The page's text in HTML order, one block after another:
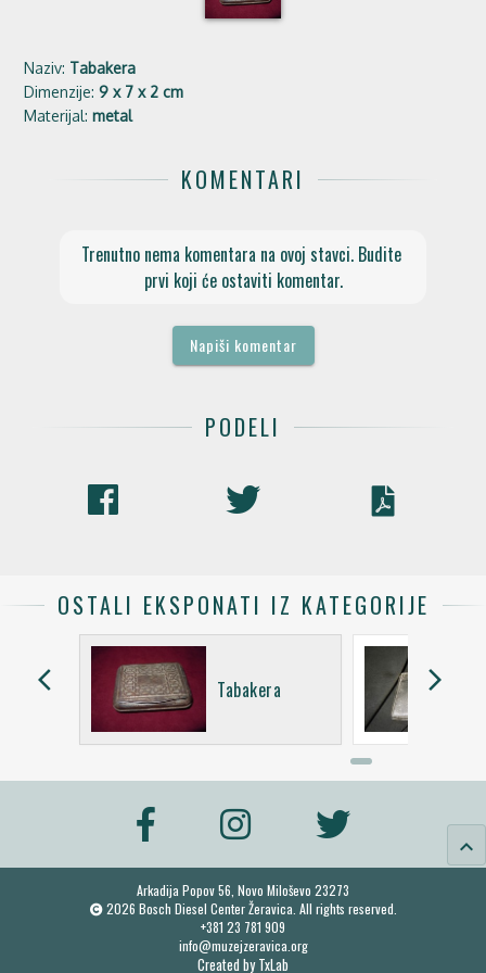
Naziv: Tabakera
Dimenzije:9 x 7 x 2 cm
Materijal:metal
KOMENTARI
Trenutno nema komentara na ovoj stavci. Budite
prvi koji će ostaviti komentar.
Napiši komentar
PODELI
OSTALI EKSPONATI IZ KATEGORIJE
arrow_back_ios Tabakera arrow_forward_ios
keyboard_arrow_up
Arkadija Popov 56, Novo Miloševo 23273
2026 Bosch Diesel Center Žeravica. All rights reserved.
+381 23 781 909
info@muzejzeravica.org
Created byTxLab